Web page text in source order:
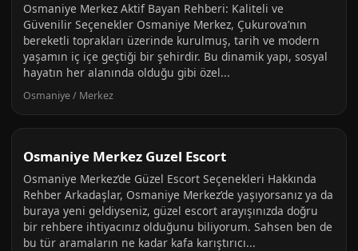
Osmaniye Merkez Aktif Bayan Rehberi: Kaliteli ve
Güvenilir Seçenekler Osmaniye Merkez, Çukurova’nın
bereketli toprakları üzerinde kurulmuş, tarih ve modern
yaşamın iç içe geçtiği bir şehirdir. Bu dinamik yapı, sosyal
hayatın her alanında olduğu gibi özel...
Osmaniye / Merkez
Osmaniye Merkez Guzel Escort
Osmaniye Merkez’de Güzel Escort Seçenekleri Hakkında
Rehber Arkadaşlar, Osmaniye Merkez’de yaşıyorsanız ya da
buraya yeni geldiyseniz, güzel escort arayışınızda doğru
bir rehbere ihtiyacınız olduğunu biliyorum. Sahsen ben de
bu tür aramaların ne kadar kafa karıştırıcı...